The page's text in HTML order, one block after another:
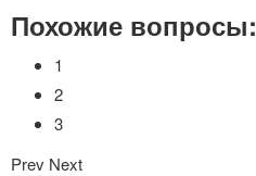
Похожие вопросы:
1
2
3
Prev Next